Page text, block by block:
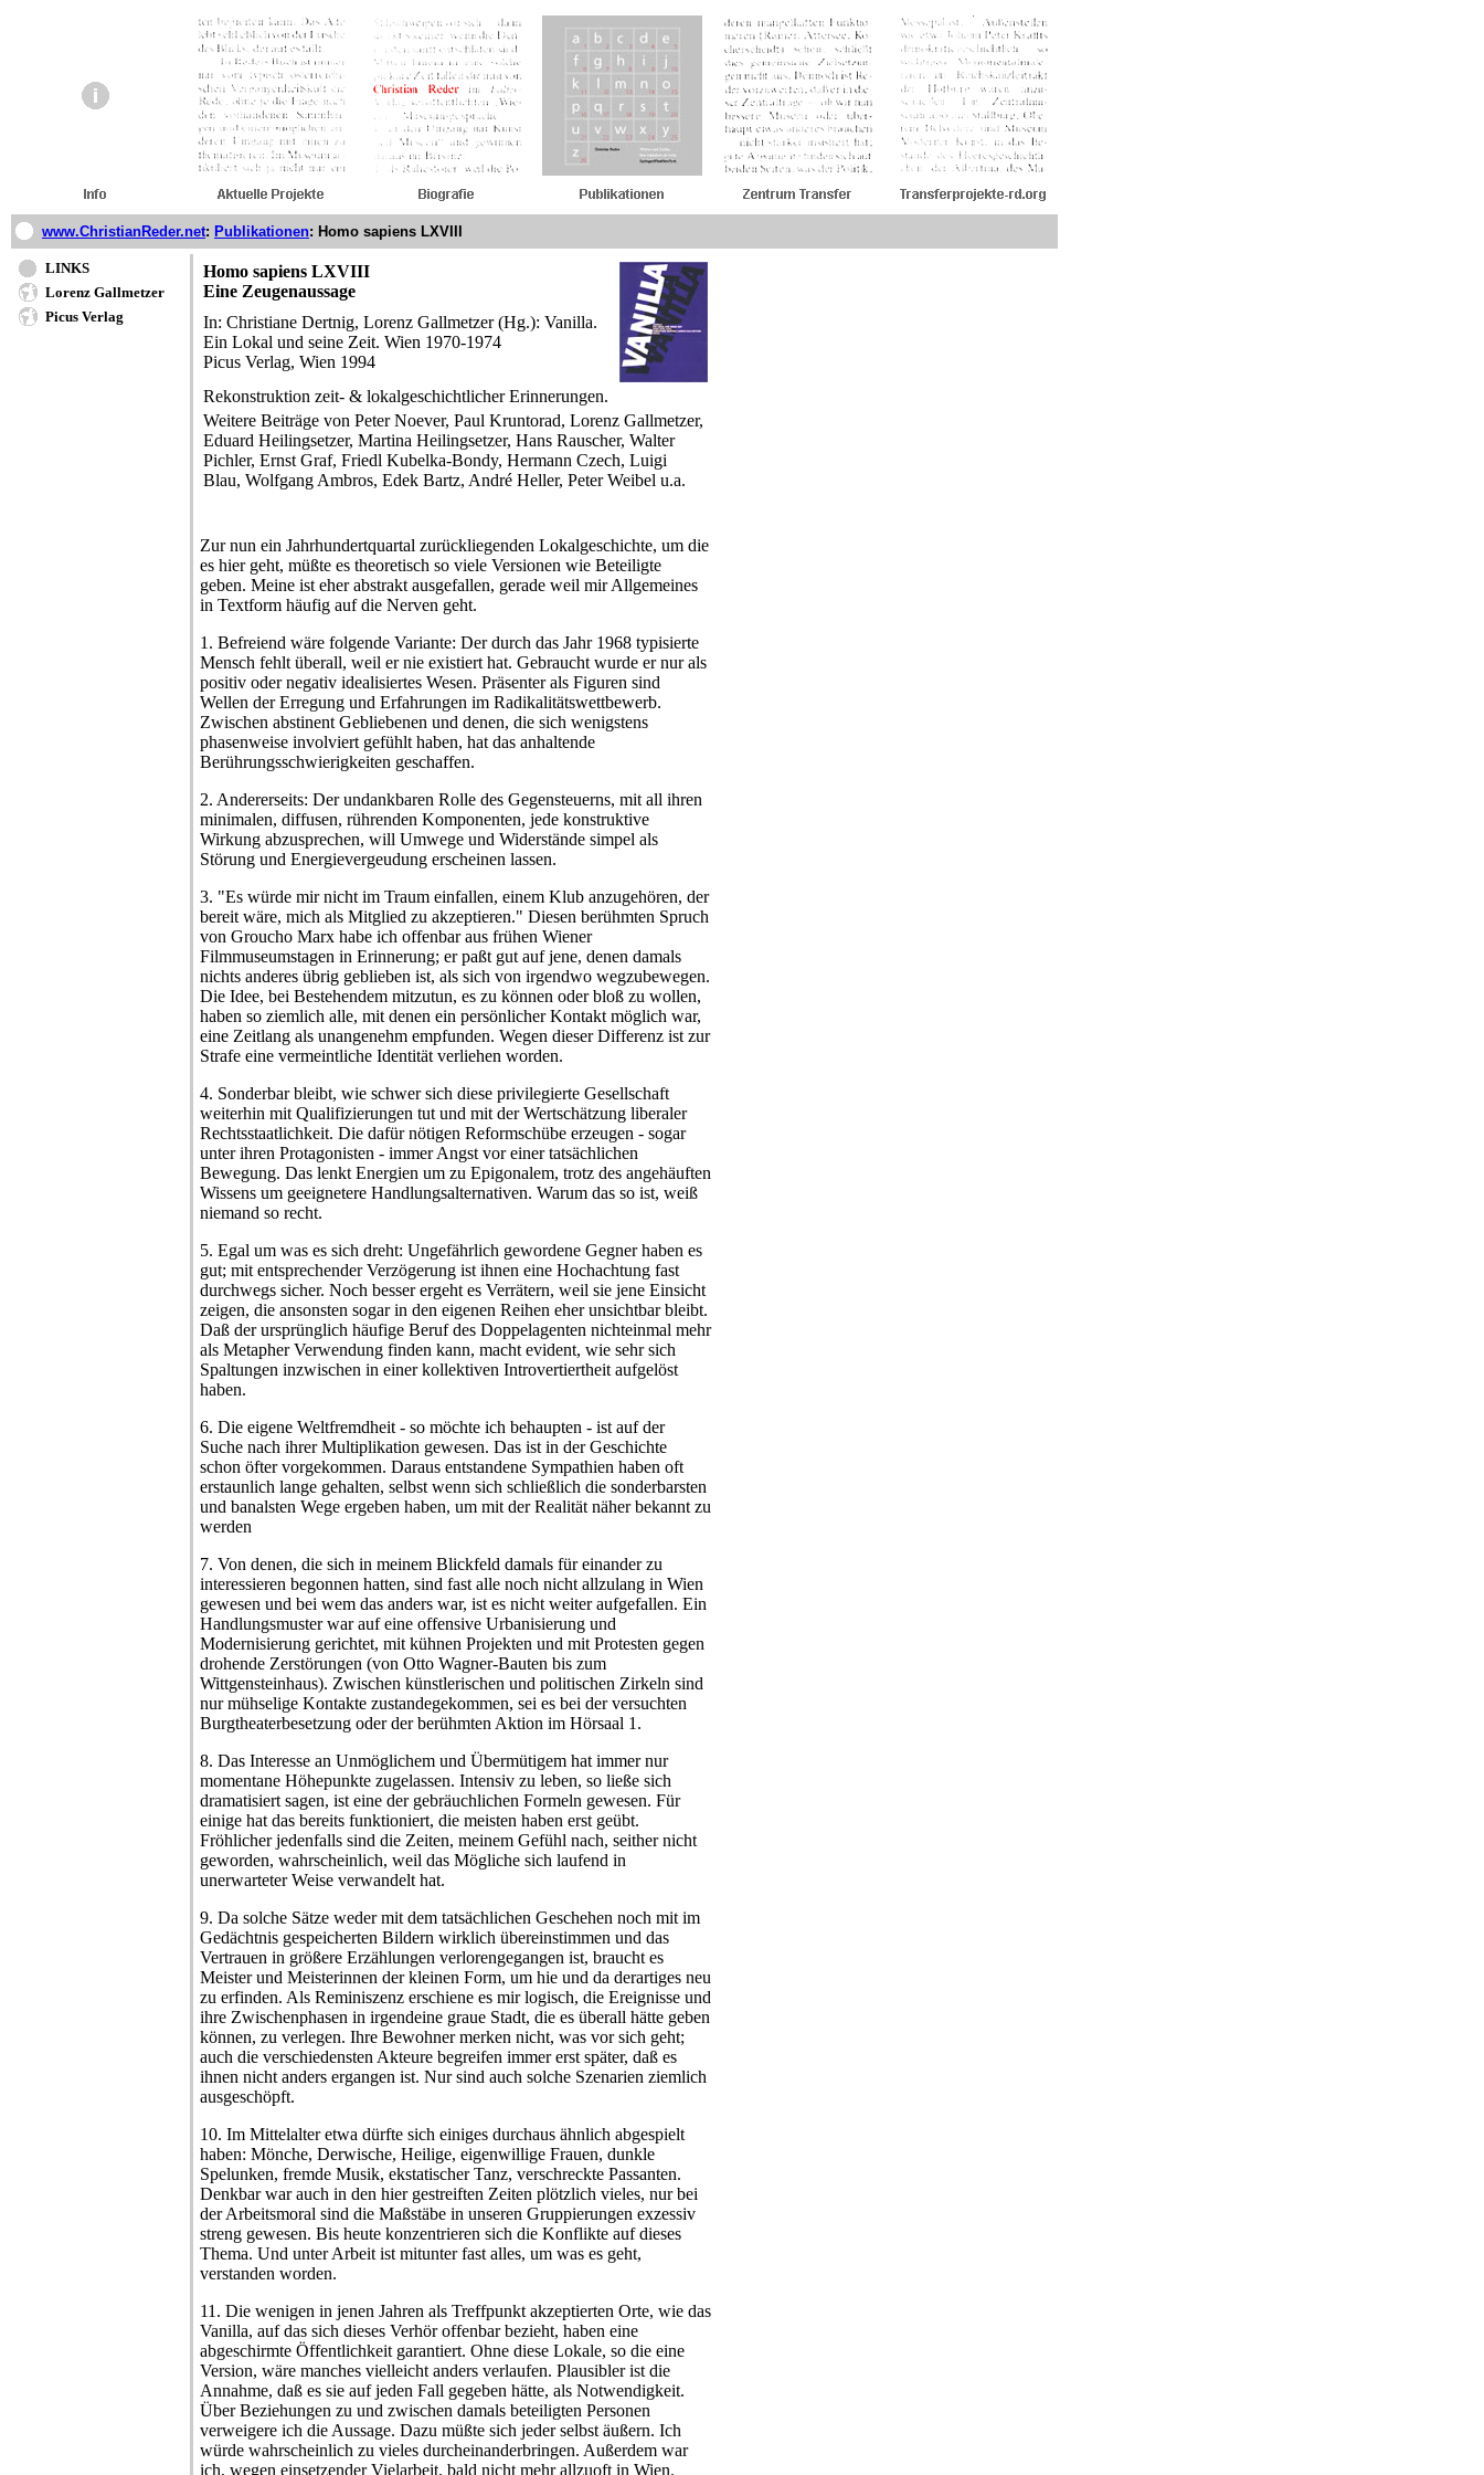
www.ChristianReder.net: Publikationen: Homo sapiens LXVIII
LINKS
Lorenz Gallmetzer
Picus Verlag
Homo sapiens LXVIII
Eine Zeugenaussage
In: Christiane Dertnig, Lorenz Gallmetzer (Hg.): Vanilla.
Ein Lokal und seine Zeit. Wien 1970-1974
Picus Verlag, Wien 1994
Rekonstruktion zeit- & lokalgeschichtlicher Erinnerungen.
Weitere Beiträge von Peter Noever, Paul Kruntorad, Lorenz Gallmetzer,
Eduard Heilingsetzer, Martina Heilingsetzer, Hans Rauscher, Walter
Pichler, Ernst Graf, Friedl Kubelka-Bondy, Hermann Czech, Luigi
Blau, Wolfgang Ambros, Edek Bartz, André Heller, Peter Weibel u.a.
Zur nun ein Jahrhundertquartal zurückliegenden Lokalgeschichte, um die
es hier geht, müßte es theoretisch so viele Versionen wie Beteiligte
geben. Meine ist eher abstrakt ausgefallen, gerade weil mir Allgemeines
in Textform häufig auf die Nerven geht.
1. Befreiend wäre folgende Variante: Der durch das Jahr 1968 typisierte
Mensch fehlt überall, weil er nie existiert hat. Gebraucht wurde er nur als
positiv oder negativ idealisiertes Wesen. Präsenter als Figuren sind
Wellen der Erregung und Erfahrungen im Radikalitätswettbewerb.
Zwischen abstinent Gebliebenen und denen, die sich wenigstens
phasenweise involviert gefühlt haben, hat das anhaltende
Berührungsschwierigkeiten geschaffen.
2. Andererseits: Der undankbaren Rolle des Gegensteuerns, mit all ihren
minimalen, diffusen, rührenden Komponenten, jede konstruktive
Wirkung abzusprechen, will Umwege und Widerstände simpel als
Störung und Energievergeudung erscheinen lassen.
3. "Es würde mir nicht im Traum einfallen, einem Klub anzugehören, der
bereit wäre, mich als Mitglied zu akzeptieren." Diesen berühmten Spruch
von Groucho Marx habe ich offenbar aus frühen Wiener
Filmmuseumstagen in Erinnerung; er paßt gut auf jene, denen damals
nichts anderes übrig geblieben ist, als sich von irgendwo wegzubewegen.
Die Idee, bei Bestehendem mitzutun, es zu können oder bloß zu wollen,
haben so ziemlich alle, mit denen ein persönlicher Kontakt möglich war,
eine Zeitlang als unangenehm empfunden. Wegen dieser Differenz ist zur
Strafe eine vermeintliche Identität verliehen worden.
4. Sonderbar bleibt, wie schwer sich diese privilegierte Gesellschaft
weiterhin mit Qualifizierungen tut und mit der Wertschätzung liberaler
Rechtsstaatlichkeit. Die dafür nötigen Reformschübe erzeugen - sogar
unter ihren Protagonisten - immer Angst vor einer tatsächlichen
Bewegung. Das lenkt Energien um zu Epigonalem, trotz des angehäuften
Wissens um geeignetere Handlungsalternativen. Warum das so ist, weiß
niemand so recht.
5. Egal um was es sich dreht: Ungefährlich gewordene Gegner haben es
gut; mit entsprechender Verzögerung ist ihnen eine Hochachtung fast
durchwegs sicher. Noch besser ergeht es Verrätern, weil sie jene Einsicht
zeigen, die ansonsten sogar in den eigenen Reihen eher unsichtbar bleibt.
Daß der ursprünglich häufige Beruf des Doppelagenten nichteinmal mehr
als Metapher Verwendung finden kann, macht evident, wie sehr sich
Spaltungen inzwischen in einer kollektiven Introvertiertheit aufgelöst
haben.
6. Die eigene Weltfremdheit - so möchte ich behaupten - ist auf der
Suche nach ihrer Multiplikation gewesen. Das ist in der Geschichte
schon öfter vorgekommen. Daraus entstandene Sympathien haben oft
erstaunlich lange gehalten, selbst wenn sich schließlich die sonderbarsten
und banalsten Wege ergeben haben, um mit der Realität näher bekannt zu
werden
7. Von denen, die sich in meinem Blickfeld damals für einander zu
interessieren begonnen hatten, sind fast alle noch nicht allzulang in Wien
gewesen und bei wem das anders war, ist es nicht weiter aufgefallen. Ein
Handlungsmuster war auf eine offensive Urbanisierung und
Modernisierung gerichtet, mit kühnen Projekten und mit Protesten gegen
drohende Zerstörungen (von Otto Wagner-Bauten bis zum
Wittgensteinhaus). Zwischen künstlerischen und politischen Zirkeln sind
nur mühselige Kontakte zustandegekommen, sei es bei der versuchten
Burgtheaterbesetzung oder der berühmten Aktion im Hörsaal 1.
8. Das Interesse an Unmöglichem und Übermütigem hat immer nur
momentane Höhepunkte zugelassen. Intensiv zu leben, so ließe sich
dramatisiert sagen, ist eine der gebräuchlichen Formeln gewesen. Für
einige hat das bereits funktioniert, die meisten haben erst geübt.
Fröhlicher jedenfalls sind die Zeiten, meinem Gefühl nach, seither nicht
geworden, wahrscheinlich, weil das Mögliche sich laufend in
unerwarteter Weise verwandelt hat.
9. Da solche Sätze weder mit dem tatsächlichen Geschehen noch mit im
Gedächtnis gespeicherten Bildern wirklich übereinstimmen und das
Vertrauen in größere Erzählungen verlorengegangen ist, braucht es
Meister und Meisterinnen der kleinen Form, um hie und da derartiges neu
zu erfinden. Als Reminiszenz erschiene es mir logisch, die Ereignisse und
ihre Zwischenphasen in irgendeine graue Stadt, die es überall hätte geben
können, zu verlegen. Ihre Bewohner merken nicht, was vor sich geht;
auch die verschiedensten Akteure begreifen immer erst später, daß es
ihnen nicht anders ergangen ist. Nur sind auch solche Szenarien ziemlich
ausgeschöpft.
10. Im Mittelalter etwa dürfte sich einiges durchaus ähnlich abgespielt
haben: Mönche, Derwische, Heilige, eigenwillige Frauen, dunkle
Spelunken, fremde Musik, ekstatischer Tanz, verschreckte Passanten.
Denkbar war auch in den hier gestreiften Zeiten plötzlich vieles, nur bei
der Arbeitsmoral sind die Maßstäbe in unseren Gruppierungen exzessiv
streng gewesen. Bis heute konzentrieren sich die Konflikte auf dieses
Thema. Und unter Arbeit ist mitunter fast alles, um was es geht,
verstanden worden.
11. Die wenigen in jenen Jahren als Treffpunkt akzeptierten Orte, wie das
Vanilla, auf das sich dieses Verhör offenbar bezieht, haben eine
abgeschirmte Öffentlichkeit garantiert. Ohne diese Lokale, so die eine
Version, wäre manches vielleicht anders verlaufen. Plausibler ist die
Annahme, daß es sie auf jeden Fall gegeben hätte, als Notwendigkeit.
Über Beziehungen zu und zwischen damals beteiligten Personen
verweigere ich die Aussage. Dazu müßte sich jeder selbst äußern. Ich
würde wahrscheinlich zu vieles durcheinanderbringen. Außerdem war
ich, wegen einsetzender Vielarbeit, bald nicht mehr allzuoft in Wien.